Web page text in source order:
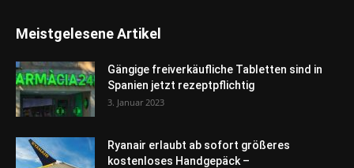
Meistgelesene Artikel
Gängige freiverkäufliche Tabletten sind in
Spanien jetzt rezeptpflichtig
3. Januar 2023
Ryanair erlaubt ab sofort größeres
kostenloses Handgepäck –